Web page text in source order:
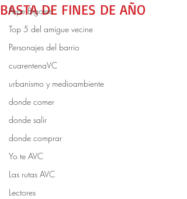
Pepe Bigotes
Top 5 del amigue vecine
Personajes del barrio
cuarentenaVC
urbanismo y medioambiente
donde comer
donde salir
donde comprar
Yo te AVC
Las rutas AVC
Lectores
BASTA DE FINES DE AÑO